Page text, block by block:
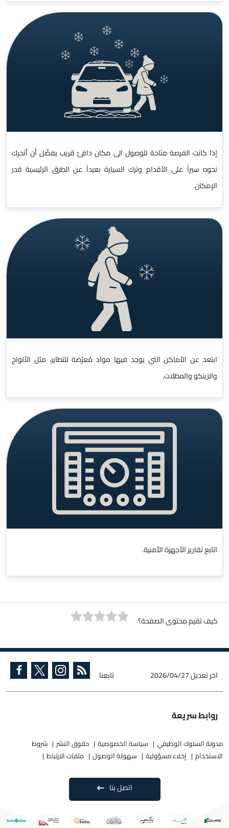
إذا كانت الفرصة متاحة للوصول الى مكان دافئ قريب يفضّل أن أتحرك
نحوه سيراً على الأقدام وترك السيارة بعيداً عن الطرق الرئيسية قدر
الإمكان.
ابتعد عن الأماكن التي يوجد فيها مواد مُعرّضة للتطاير، مثل الألواح
والزينكو والمظلات.
اتابع تقارير الأجهزة الأمنية.
كيف تقيم محتوى الصفحة؟
اخر تعديل2026/04/27 تابعنا
روابط سريعة
مدونة السلوك الوظيفي سياسة الخصوصية حقوق النشر
شروط
الاستخدام
إخلاء مسؤولية سهولة الوصول ملفات الارتباط
اتصل بنا